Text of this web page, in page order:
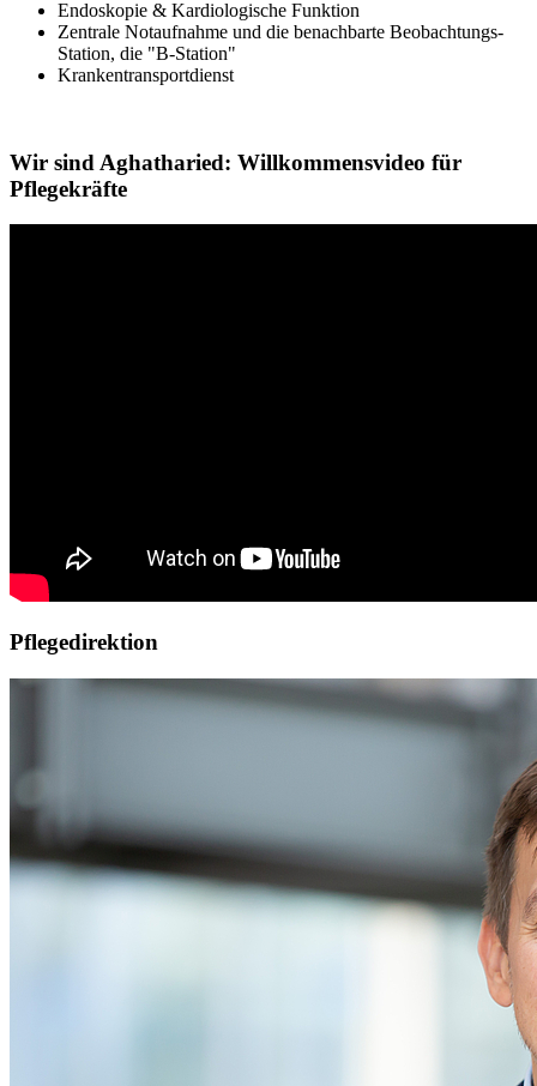
Endoskopie & Kardiologische Funktion
Zentrale Notaufnahme und die benachbarte Beobachtungs-
Station, die "B-Station"
Krankentransportdienst
Wir sind Aghatharied: Willkommensvideo für
Pflegekräfte
Pflegedirektion